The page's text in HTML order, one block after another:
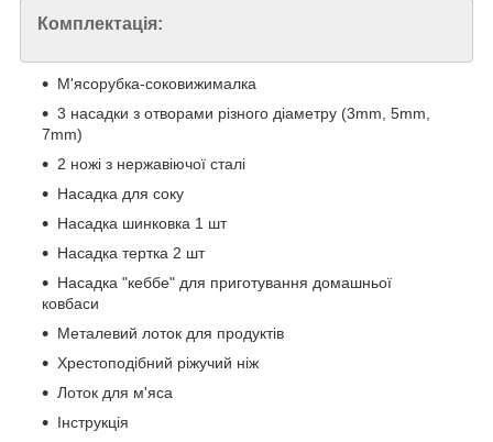
Комплектація:
М'ясорубка-соковижималка
3 насадки з отворами різного діаметру (3mm, 5mm,
7mm)
2 ножі з нержавіючої сталі
Насадка для соку
Насадка шинковка 1 шт
Насадка тертка 2 шт
Насадка "кеббе" для приготування домашньої
ковбаси
Металевий лоток для продуктів
Хрестоподібний ріжучий ніж
Лоток для м'яса
Інструкція